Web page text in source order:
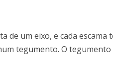
de um eixo, e cada
tegumento. O tegumento